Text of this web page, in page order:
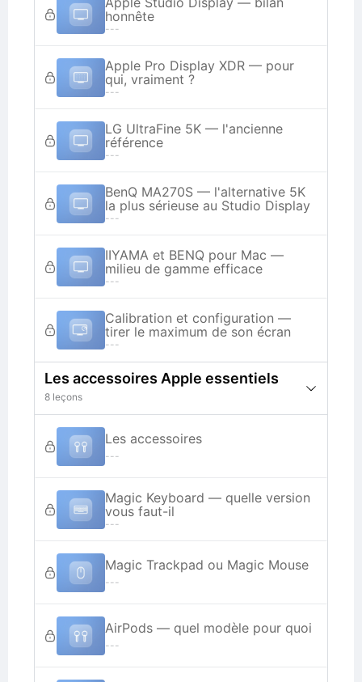
honnête
---
Apple Pro Display XDR — pour
qui, vraiment ?
---
LG UltraFine 5K — l'ancienne
référence
---
BenQ MA270S — l'alternative 5K
la plus sérieuse au Studio Display
---
IIYAMA et BENQ pour Mac —
milieu de gamme efficace
---
Calibration et configuration —
tirer le maximum de son écran
---
Les accessoires Apple essentiels
8 leçons
Les accessoires
---
Magic Keyboard — quelle version
vous faut-il
---
Magic Trackpad ou Magic Mouse
---
AirPods — quel modèle pour quoi
---